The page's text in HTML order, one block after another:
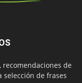
recomendaciones de
selección de frases